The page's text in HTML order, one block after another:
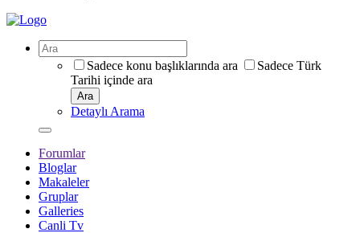
Sadece konu başlıklarında ara
Sadece Türk
Tarihi içinde ara
Ara
Detaylı Arama
Forumlar
Bloglar
Makaleler
Gruplar
Galleries
Canli Tv